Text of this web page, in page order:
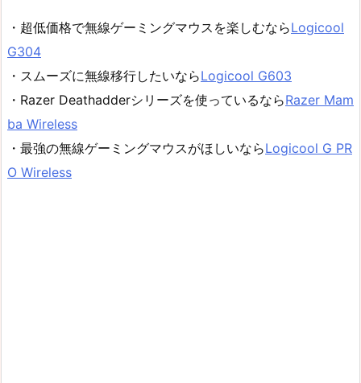
・超低価格で無線ゲーミングマウスを楽しむならLogicool
G304
・スムーズに無線移行したいならLogicool G603
・Razer Deathadderシリーズを使っているならRazer Mam
ba Wireless
・最強の無線ゲーミングマウスがほしいならLogicool G PR
O Wireless